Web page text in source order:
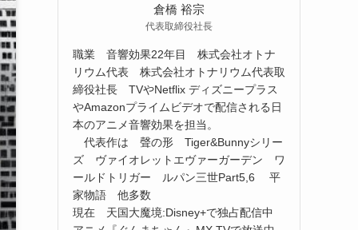
倉橋 裕宗
代表取締役社長
職業 音響効果22年目 株式会社オトナ
リウム代表 株式会社オトナリウム代表取
締役社長 TVやNetflix ディズニープラス
やAmazonプライムビデオで配信される日
本のアニメ音響効果を担当。
代表作は 聲の形 Tiger&Bunnyシリー
ズ ヴァイオレットエヴァーガーデン ワ
ールドトリガー ルパン三世Part5,6 平
家物語 他多数
現在 天国大魔境:Disney+で独占配信中